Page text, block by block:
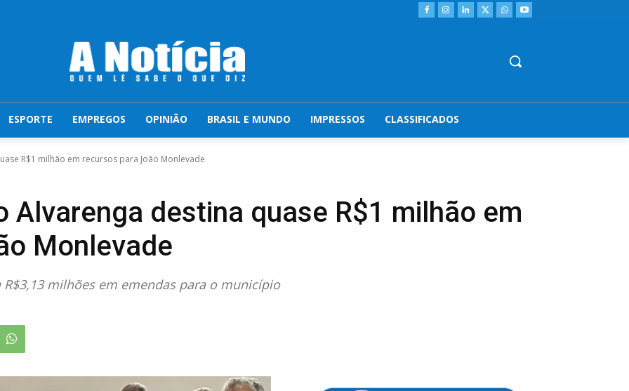
ESPORTE EMPREGOS OPINIÃO BRASIL E MUNDO IMPRESSOS CLASSIFICADOS
R$1 milhão em recursos para João Monlevade
Alvarenga destina quase R$1 milhão em
Monlevade
milhões em emendas para o município